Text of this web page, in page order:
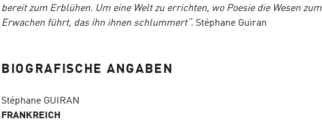
bereit zum Erblühen. Um eine Welt zu errichten, wo Poesie die Wesen zum
Erwachen führt, das ihn ihnen schlummert“. Stéphane Guiran
BIOGRAFISCHE ANGABEN
Stéphane GUIRAN
FRANKREICH